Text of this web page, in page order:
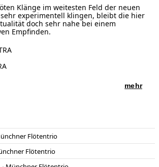
Flötentrio
Flötentrio
Klänge im weitesten Feld der neuen
experimentell klingen, bleibt die hier
doch sehr nahe bei einem
Empfinden.
und Klavier.
kann auch ersetzt werden
oder ein kleines Ensemble wie
und Percussion (incl. Marimbaphon)“
Percussion“ oder „Orgel, Percussion und
und atmosphärisch passende
mehr